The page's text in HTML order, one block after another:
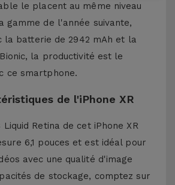
le placent au même niveau
gamme de l'année suivante,
la batterie de 2942 mAh et la
la productivité est le
ce smartphone.
de l'iPhone XR
Liquid Retina de cet iPhone XR
6,1 pouces et est idéal pour
avec une qualité d'image
de stockage, comptez sur